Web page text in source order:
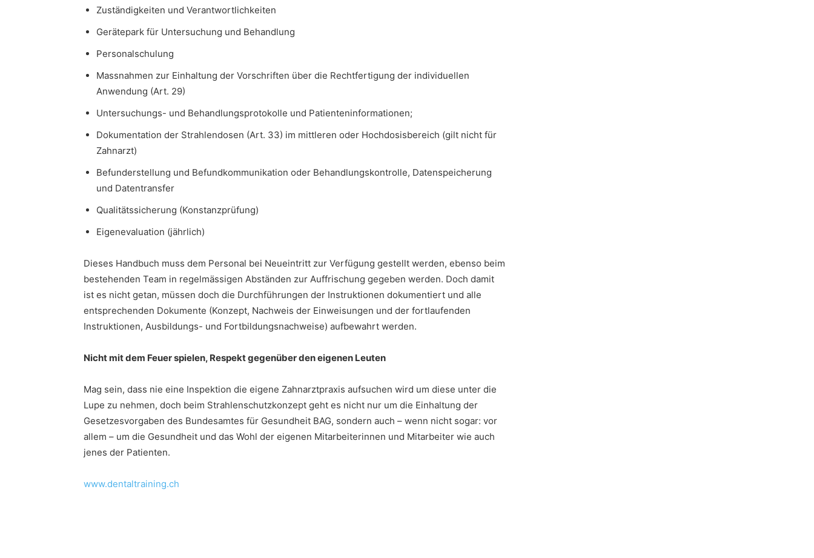
Zuständigkeiten und Verantwortlichkeiten
Gerätepark für Untersuchung und Behandlung
Personalschulung
Massnahmen zur Einhaltung der Vorschriften über die Rechtfertigung der individuellen
Anwendung (Art. 29)
Untersuchungs- und Behandlungsprotokolle und Patienteninformationen;
Dokumentation der Strahlendosen (Art. 33) im mittleren oder Hochdosisbereich (gilt nicht für
Zahnarzt)
Befunderstellung und Befundkommunikation oder Behandlungskontrolle, Datenspeicherung
und Datentransfer
Qualitätssicherung (Konstanzprüfung)
Eigenevaluation (jährlich)
Dieses Handbuch muss dem Personal bei Neueintritt zur Verfügung gestellt werden, ebenso beim
bestehenden Team in regelmässigen Abständen zur Auffrischung gegeben werden. Doch damit
ist es nicht getan, müssen doch die Durchführungen der Instruktionen dokumentiert und alle
entsprechenden Dokumente (Konzept, Nachweis der Einweisungen und der fortlaufenden
Instruktionen, Ausbildungs- und Fortbildungsnachweise) aufbewahrt werden.
Nicht mit dem Feuer spielen, Respekt gegenüber den eigenen Leuten
Mag sein, dass nie eine Inspektion die eigene Zahnarztpraxis aufsuchen wird um diese unter die
Lupe zu nehmen, doch beim Strahlenschutzkonzept geht es nicht nur um die Einhaltung der
Gesetzesvorgaben des Bundesamtes für Gesundheit BAG, sondern auch – wenn nicht sogar: vor
allem – um die Gesundheit und das Wohl der eigenen Mitarbeiterinnen und Mitarbeiter wie auch
jenes der Patienten.
www.dentaltraining.ch